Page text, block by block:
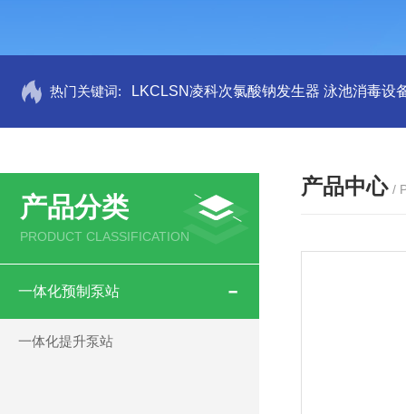
热门关键词: LKCLSN凌科次氯酸钠发生器 泳池消毒设
产品分类
PRODUCT CLASSIFICATION
一体化预制泵站
一体化提升泵站
产品中心 /